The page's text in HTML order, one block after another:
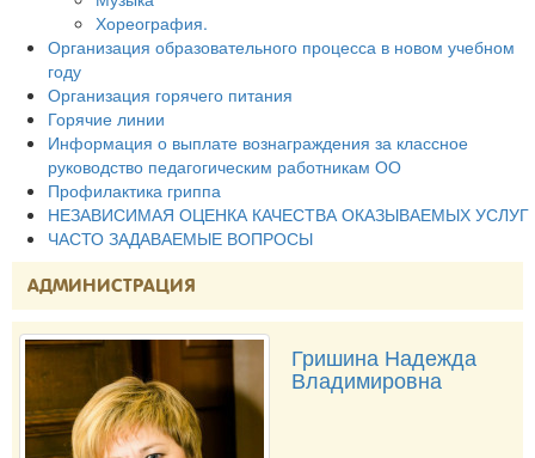
Хореография.
Организация образовательного процесса в новом учебном
году
Организация горячего питания
Горячие линии
Информация о выплате вознаграждения за классное
руководство педагогическим работникам ОО
Профилактика гриппа
НЕЗАВИСИМАЯ ОЦЕНКА КАЧЕСТВА ОКАЗЫВАЕМЫХ УСЛУГ
ЧАСТО ЗАДАВАЕМЫЕ ВОПРОСЫ
АДМИНИСТРАЦИЯ
Гришина Надежда
Владимировна